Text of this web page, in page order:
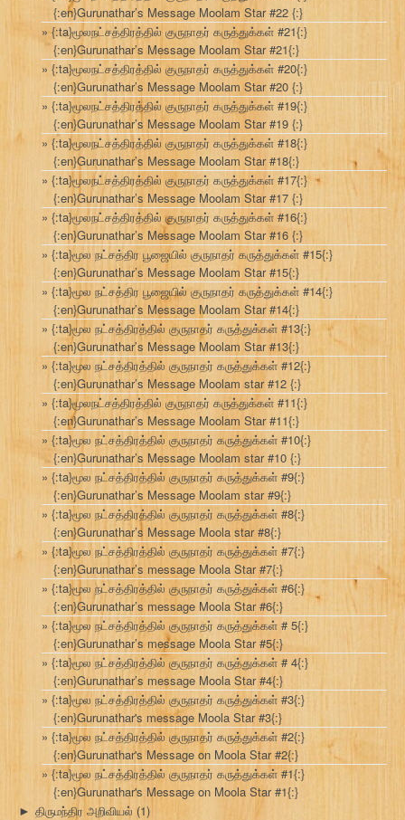
{:en}Gurunathar’s Message Moolam Star #22 {:}
{:ta}மூலநட்சத்திரத்தில் குருநாதர் கருத்துக்கள் #21{:}
{:en}Gurunathar’s Message Moolam Star #21{:}
{:ta}மூலநட்சத்திரத்தில் குருநாதர் கருத்துக்கள் #20{:}
{:en}Gurunathar’s Message Moolam Star #20 {:}
{:ta}மூலநட்சத்திரத்தில் குருநாதர் கருத்துக்கள் #19{:}
{:en}Gurunathar’s Message Moolam Star #19 {:}
{:ta}மூலநட்சத்திரத்தில் குருநாதர் கருத்துக்கள் #18{:}
{:en}Gurunathar’s Message Moolam Star #18{:}
{:ta}மூலநட்சத்திரத்தில் குருநாதர் கருத்துக்கள் #17{:}
{:en}Gurunathar’s Message Moolam Star #17 {:}
{:ta}மூலநட்சத்திரத்தில் குருநாதர் கருத்துக்கள் #16{:}
{:en}Gurunathar’s Message Moolam Star #16 {:}
{:ta}மூல நட்சத்திர பூஜையில் குருநாதர் கருத்துக்கள் #15{:}
{:en}Gurunathar’s Message Moolam Star #15{:}
{:ta}மூல நட்சத்திர பூஜையில் குருநாதர் கருத்துக்கள் #14{:}
{:en}Gurunathar’s Message Moolam Star #14{:}
{:ta}மூல நட்சத்திரத்தில் குருநாதர் கருத்துக்கள் #13{:}
{:en}Gurunathar’s Message Moolam Star #13{:}
{:ta}மூல நட்சத்திரத்தில் குருநாதர் கருத்துக்கள் #12{:}
{:en}Gurunathar’s Message Moolam star #12 {:}
{:ta}மூலநட்சத்திரத்தில் குருநாதர் கருத்துக்கள் #11{:}
{:en}Gurunathar’s Message Moolam Star #11{:}
{:ta}மூல நட்சத்திரத்தில் குருநாதர் கருத்துக்கள் #10{:}
{:en}Gurunathar’s Message Moolam star #10 {:}
{:ta}மூல நட்சத்திரத்தில் குருநாதர் கருத்துக்கள் #9{:}
{:en}Gurunathar’s Message Moolam star #9{:}
{:ta}மூல நட்சத்திரத்தில் குருநாதர் கருத்துக்கள் #8{:}
{:en}Gurunathar’s Message Moola star #8{:}
{:ta}மூல நட்சத்திரத்தில் குருநாதர் கருத்துக்கள் #7{:}
{:en}Gurunathar’s message Moola Star #7{:}
{:ta}மூல நட்சத்திரத்தில் குருநாதர் கருத்துக்கள் #6{:}
{:en}Gurunathar’s message Moola Star #6{:}
{:ta}மூல நட்சத்திரத்தில் குருநாதர் கருத்துக்கள் # 5{:}
{:en}Gurunathar’s message Moola Star #5{:}
{:ta}மூல நட்சத்திரத்தில் குருநாதர் கருத்துக்கள் # 4{:}
{:en}Gurunathar’s message Moola Star #4{:}
{:ta}மூல நட்சத்திரத்தில் குருநாதர் கருத்துக்கள் #3{:}
{:en}Gurunathar's message Moola Star #3{:}
{:ta}மூல நட்சத்திரத்தில் குருநாதர் கருத்துக்கள் #2{:}
{:en}Gurunathar's Message on Moola Star #2{:}
{:ta}மூல நட்சத்திரத்தில் குருநாதர் கருத்துக்கள் #1{:}
{:en}Gurunathar's Message on Moola Star #1{:}
► திருமந்திர அறிவியல் (1)